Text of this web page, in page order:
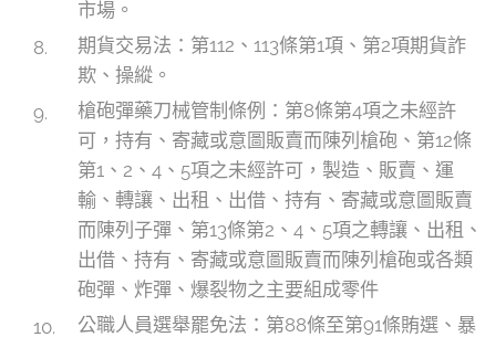
市場。
期貨交易法：第112、113條第1項、第2項期貨詐
欺、操縱。
槍砲彈藥刀械管制條例：第8條第4項之未經許
可，持有、寄藏或意圖販賣而陳列槍砲、第12條
第1、2、4、5項之未經許可，製造、販賣、運
輸、轉讓、出租、出借、持有、寄藏或意圖販賣
而陳列子彈、第13條第2、4、5項之轉讓、出租、
出借、持有、寄藏或意圖販賣而陳列槍砲或各類
砲彈、炸彈、爆裂物之主要組成零件
公職人員選舉罷免法：第88條至第91條賄選、暴